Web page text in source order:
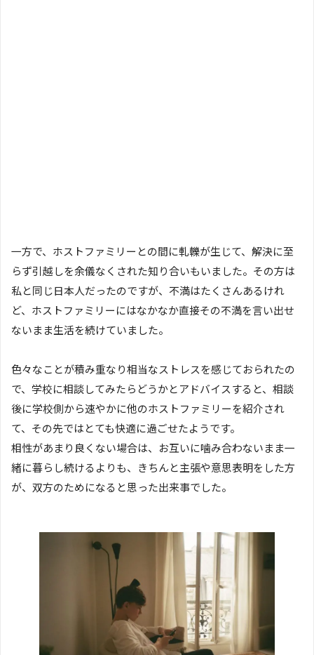
一方で、ホストファミリーとの間に軋轢が生じて、解決に至
らず引越しを余儀なくされた知り合いもいました。その方は
私と同じ日本人だったのですが、不満はたくさんあるけれ
ど、ホストファミリーにはなかなか直接その不満を言い出せ
ないまま生活を続けていました。
色々なことが積み重なり相当なストレスを感じておられたの
で、学校に相談してみたらどうかとアドバイスすると、相談
後に学校側から速やかに他のホストファミリーを紹介され
て、その先ではとても快適に過ごせたようです。
相性があまり良くない場合は、お互いに噛み合わないまま一
緒に暮らし続けるよりも、きちんと主張や意思表明をした方
が、双方のためになると思った出来事でした。